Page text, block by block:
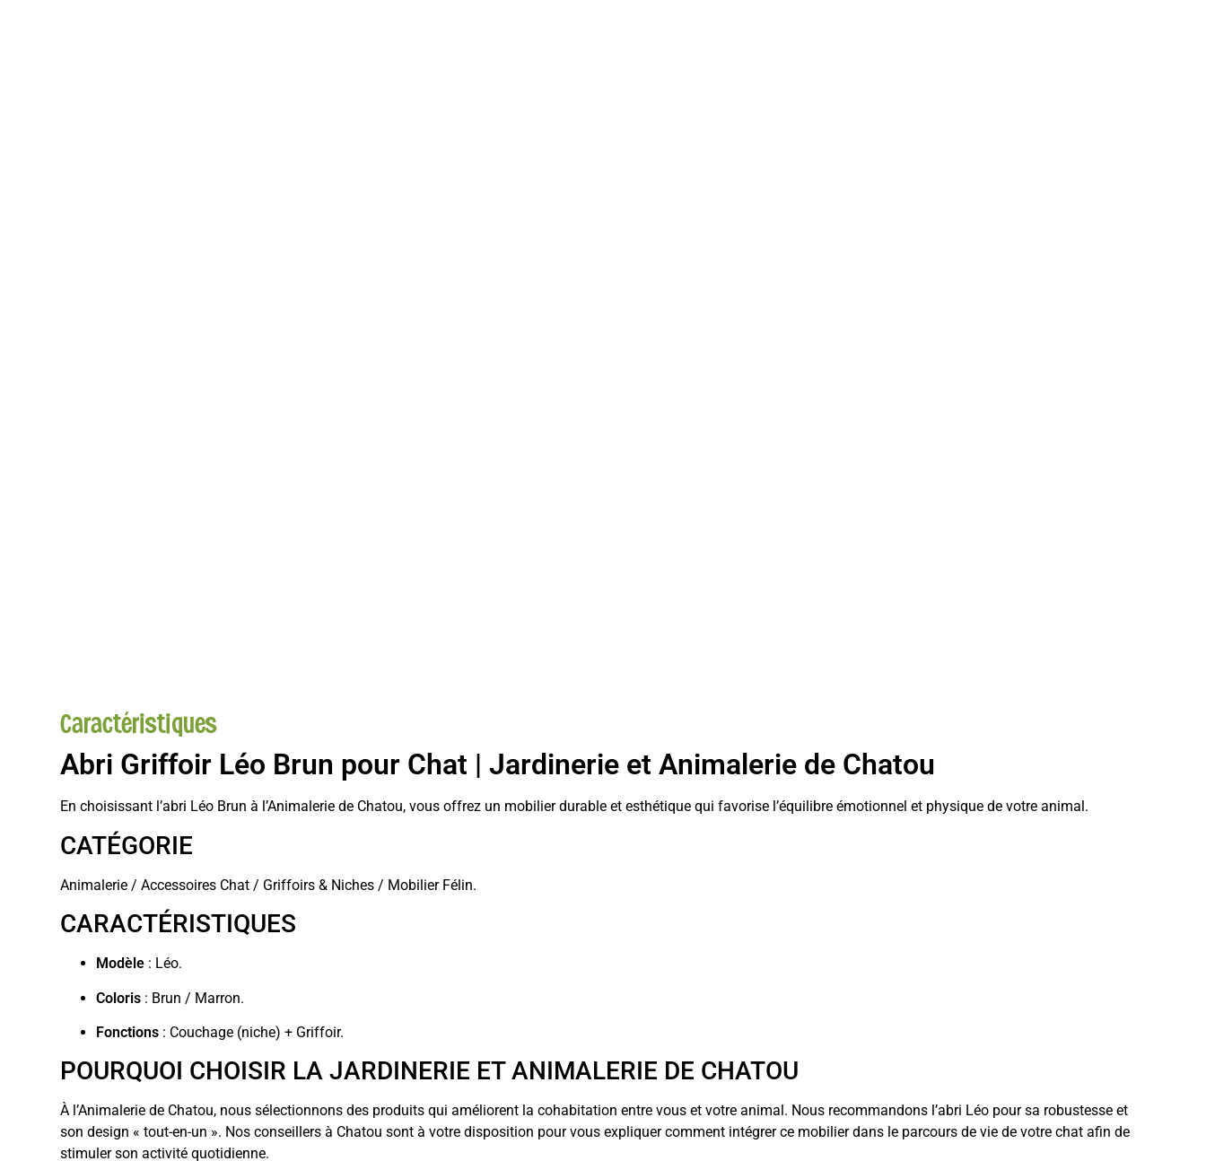
Caractéristiques
Abri Griffoir Léo Brun pour Chat | Jardinerie et Animalerie de Chatou
En choisissant l’abri Léo Brun à l’Animalerie de Chatou, vous offrez un mobilier durable et esthétique qui favorise l’équilibre émotionnel et physique de votre animal.
CATÉGORIE
Animalerie / Accessoires Chat / Griffoirs & Niches / Mobilier Félin.
CARACTÉRISTIQUES
Modèle : Léo.
Coloris : Brun / Marron.
Fonctions : Couchage (niche) + Griffoir.
POURQUOI CHOISIR LA JARDINERIE ET ANIMALERIE DE CHATOU
À l’Animalerie de Chatou, nous sélectionnons des produits qui améliorent la cohabitation entre vous et votre animal. Nous recommandons l’abri Léo pour sa robustesse et
son design « tout-en-un ». Nos conseillers à Chatou sont à votre disposition pour vous expliquer comment intégrer ce mobilier dans le parcours de vie de votre chat afin de
stimuler son activité quotidienne.